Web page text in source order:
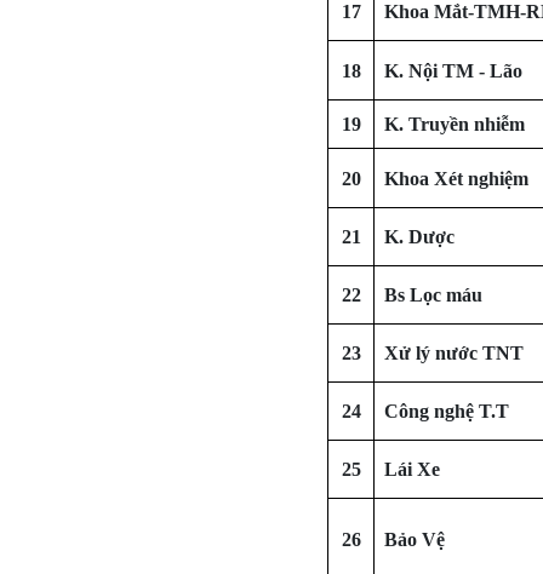
17 Khoa Mắt-TMH-
18 K. Nội TM - Lão
19 K. Truyền nhiễm
20 Khoa Xét nghiệm
21 K. Dược
22 Bs Lọc máu
23 Xử lý nước TNT
24 Công nghệ T.T
25 Lái Xe
26 Bảo Vệ